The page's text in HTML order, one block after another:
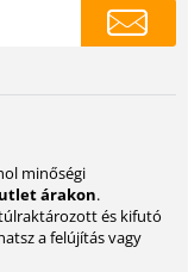
minőségi
árakon.
és kifutó
a felújítás vagy